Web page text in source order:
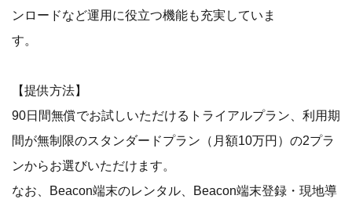
ンロードなど運用に役立つ機能も充実していま
す。
【提供方法】
90日間無償でお試しいただけるトライアルプラン、利用期
間が無制限のスタンダードプラン（月額10万円）の2プラ
ンからお選びいただけます。
なお、Beacon端末のレンタル、Beacon端末登録・現地導